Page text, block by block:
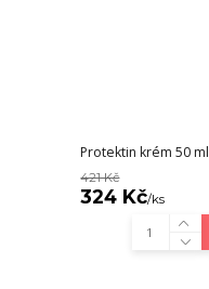
Protektin krém 50 ml
421 Kč
324 Kč/ks